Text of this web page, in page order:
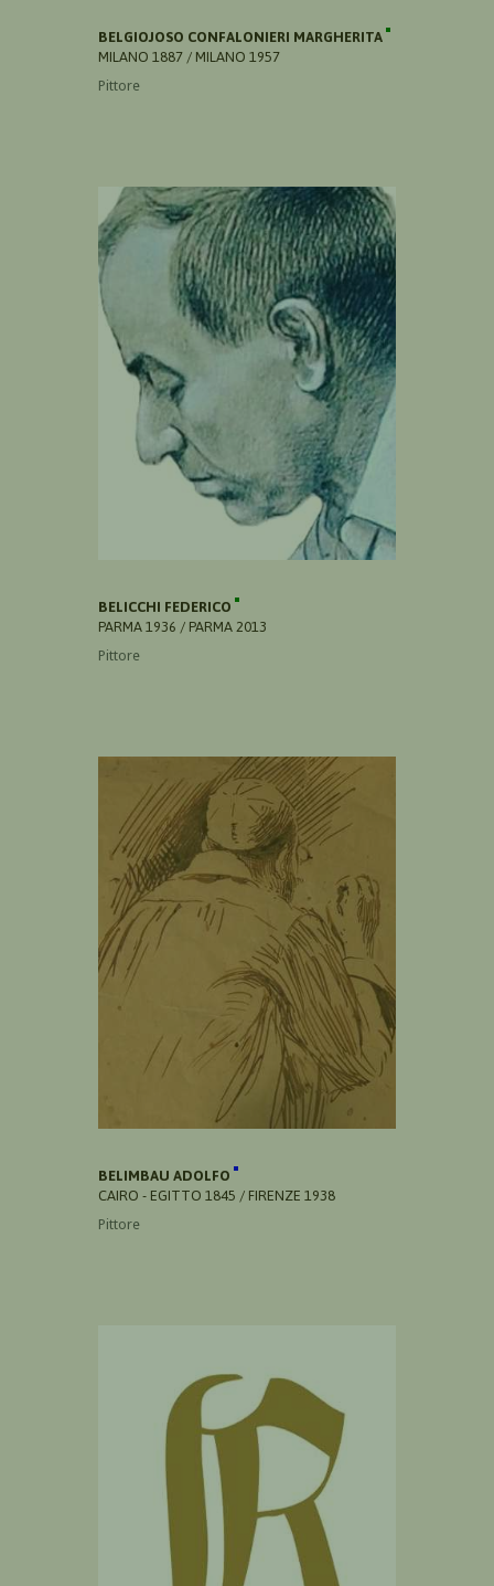
BELGIOJOSO CONFALONIERI MARGHERITA
MILANO 1887 / MILANO 1957
Pittore
BELICCHI FEDERICO
PARMA 1936 / PARMA 2013
Pittore
BELIMBAU ADOLFO
CAIRO - EGITTO 1845 / FIRENZE 1938
Pittore